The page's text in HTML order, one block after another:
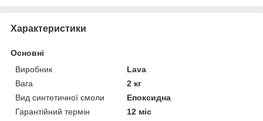
Характеристики
Основні
Виробник
Lava
Вага
2 кг
Вид синтетичної смоли
Епоксидна
Гарантійний термін
12 міс